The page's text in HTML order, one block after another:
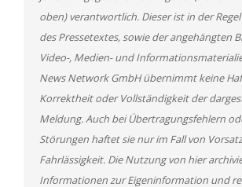
oben) verantwortlich. Dieser ist in der
des Pressetextes, sowie der angehängten
Video-, Medien- und
News Network GmbH übernimmt keine
Korrektheit oder Vollständigkeit der
Meldung. Auch bei Übertragungsfehlern
Störungen haftet sie nur im Fall von
Fahrlässigkeit. Die Nutzung von hier
Informationen zur Eigeninformation und